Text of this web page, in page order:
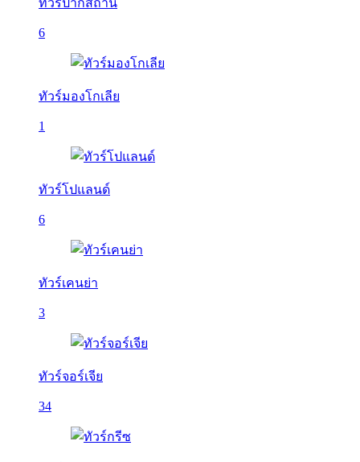
ทัวร์ปากีสถาน
6
ทัวร์มองโกเลีย
1
ทัวร์โปแลนด์
6
ทัวร์เคนย่า
3
ทัวร์จอร์เจีย
34